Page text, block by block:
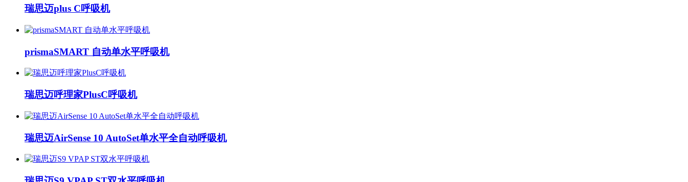
瑞思迈plus C呼吸机
prismaSMART 自动单水平呼吸机
瑞思迈呼理家PlusC呼吸机
瑞思迈AirSense 10 AutoSet单水平全自动呼吸机